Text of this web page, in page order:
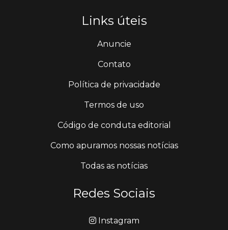
Links úteis
Anuncie
Contato
Política de privacidade
Termos de uso
Código de conduta editorial
Como apuramos nossas notícias
Todas as notícias
Redes Sociais
Instagram